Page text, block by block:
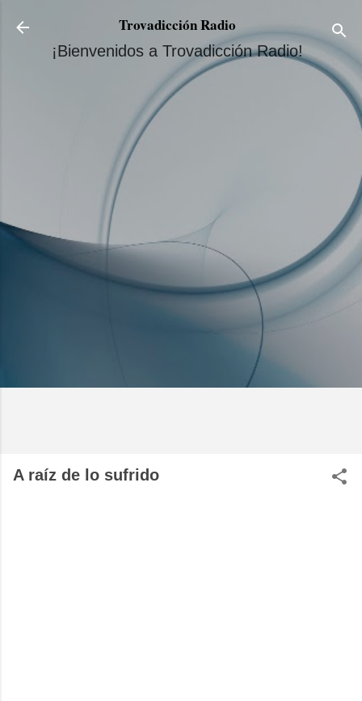
Ir al contenido principal
Trovadicción Radio
¡Bienvenidos a Trovadicción Radio!
A raíz de lo sufrido